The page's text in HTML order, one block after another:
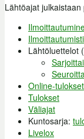
Lähtöajat julkaistaan
Lähtöluettelot
Online-tulokset
Tulokset
Väliajat
Kuntosarja:
Livelox